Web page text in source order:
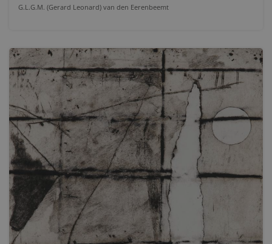
G.L.G.M. (Gerard Leonard) van den Eerenbeemt